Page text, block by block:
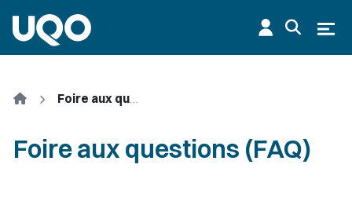
Accueil Foire aux questions (FAQ)
Foire aux questions (FAQ)